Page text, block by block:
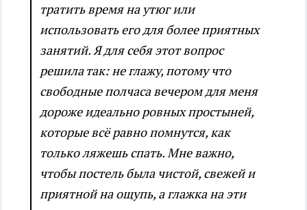
тратить время на утюг или
использовать его для более приятных
занятий. Я для себя этот вопрос
решила так: не глажу, потому что
свободные полчаса вечером для меня
дороже идеально ровных простыней,
которые всё равно помнутся, как
только ляжешь спать. Мне важно,
чтобы постель была чистой, свежей и
приятной на ощупь, а глажка на эти